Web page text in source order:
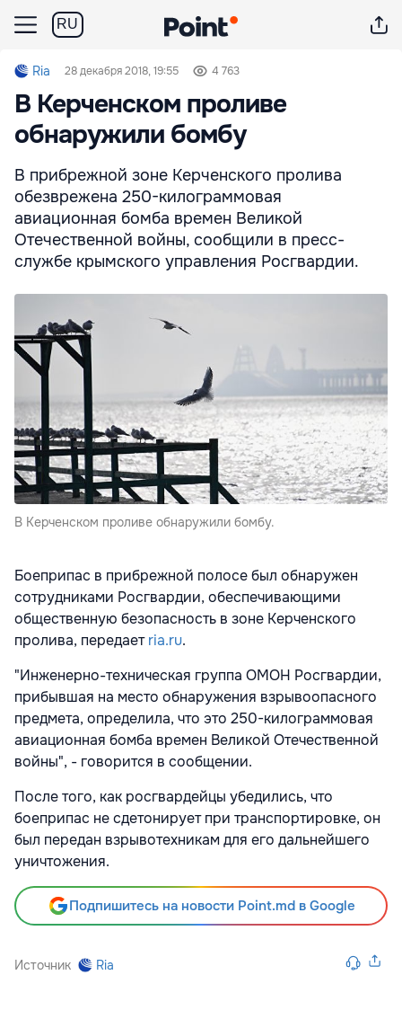
RU
Ria 28 декабря 2018, 19:55 4 763
В Керченском проливе
обнаружили бомбу
В прибрежной зоне Керченского пролива
обезврежена 250-килограммовая
авиационная бомба времен Великой
Отечественной войны, сообщили в пресс-
службе крымского управления Росгвардии.
В Керченском проливе обнаружили бомбу.
Боеприпас в прибрежной полосе был обнаружен
сотрудниками Росгвардии, обеспечивающими
общественную безопасность в зоне Керченского
пролива, передаетria.ru.
"Инженерно-техническая группа ОМОН Росгвардии,
прибывшая на место обнаружения взрывоопасного
предмета, определила, что это 250-килограммовая
авиационная бомба времен Великой Отечественной
войны", - говорится в сообщении.
После того, как росгвардейцы убедились, что
боеприпас не сдетонирует при транспортировке, он
был передан взрывотехникам для его дальнейшего
уничтожения.
Подпишитесь на новости Point.md в Google
Источник Ria